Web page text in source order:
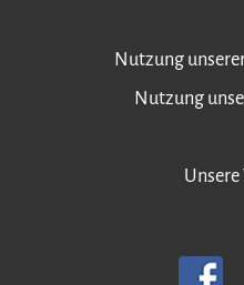
Nutzung
Nutzung